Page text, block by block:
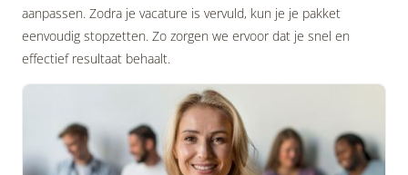
aanpassen. Zodra je vacature is vervuld, kun je je pakket
eenvoudig stopzetten. Zo zorgen we ervoor dat je snel en
effectief resultaat behaalt.